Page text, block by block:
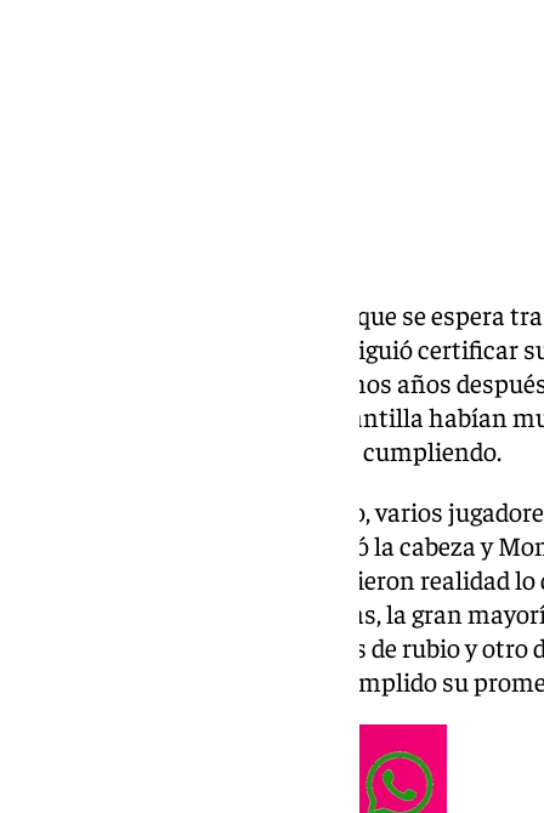
Días de locura malaguista es lo que se espera
El combinado blanquiazul consiguió certificar
categoría del fútbol español, ochos años
Almería por 1-2. Dentro de la plantilla habían
de ascenso y poco a poco se van cumpliendo.
Nada más finalizar el encuentro, varios
habían prometido. Dotor se rapó la cabeza y
siendo los dos primeros que hicieron realidad
continuado realizando promesas, la gran
con los pelos de colores, algunos de rubio y
alguien que todavía no había cumplido su